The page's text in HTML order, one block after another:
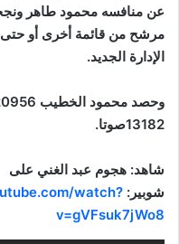
عن منافسه محمود طاهر
مرشح من قائمة أخرى أو
الإدارة الجديد.
13182صوتا.
شاهد: هجوم عبد الغني على
شوبير: watch?
v=gVFsuk7jWo8